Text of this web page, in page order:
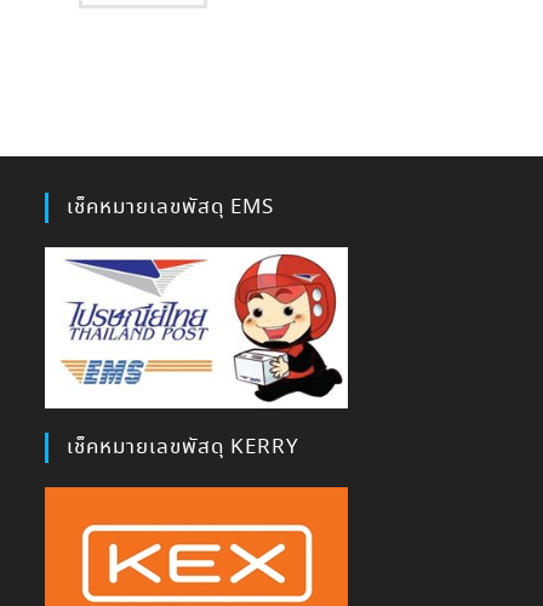
เช็คหมายเลขพัสดุ EMS
เช็คหมายเลขพัสดุ KERRY